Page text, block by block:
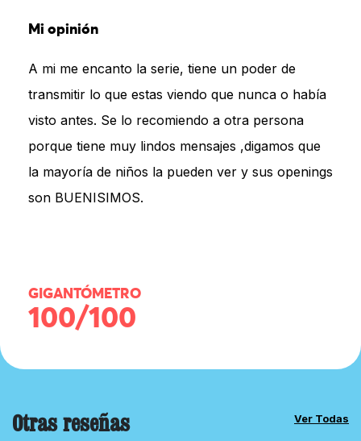
Mi opinión
A mi me encanto la serie, tiene un poder de
transmitir lo que estas viendo que nunca o había
visto antes. Se lo recomiendo a otra persona
porque tiene muy lindos mensajes ,digamos que
la mayoría de niños la pueden ver y sus openings
son BUENISIMOS.
GIGANTÓMETRO
100/100
Otras reseñas Ver Todas